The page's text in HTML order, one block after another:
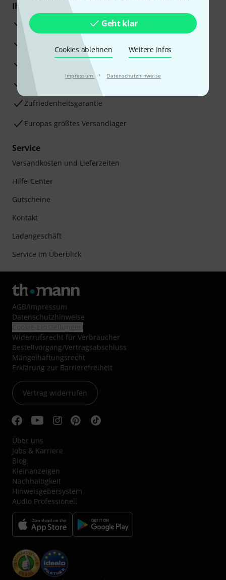
Geht klar
Cookies ablehnen Weitere Infos
Impressum · Datenschutzhinweise
Ihre Vorteile
3 Jahre Thomann Garantie
30 Tage Money-Back-Garantie
Beratung durch Fachexperten
Zufriedenheitsgarantie
Europas größtes Versandlager
Service
Versandkosten und Lieferzeiten
Hilfe-Center
Gutscheine
Kontakt
Ladengeschäft
Service im Überblick
AGB/Impressum
Datenschutzhinweise
Widerrufsrecht für Verbraucher
Bestellvorgang/Vertragsabschluss
Mängelhaftungsrecht
Erklärung zur Barrierefreiheit
Vertrag widerrufen
Über uns
Jobs & Karriere
Blog
Kleinanzeigen
Nachhaltigkeit
Hinweisgebersystem
Audio Professionell